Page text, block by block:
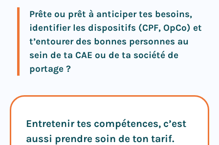
Prête ou prêt à anticiper tes besoins,
identifier les dispositifs (CPF, OpCo) et
t’entourer des bonnes personnes au
sein de ta CAE ou de ta société de
portage ?
Entretenir tes compétences, c’est
aussi prendre soin de ton tarif.